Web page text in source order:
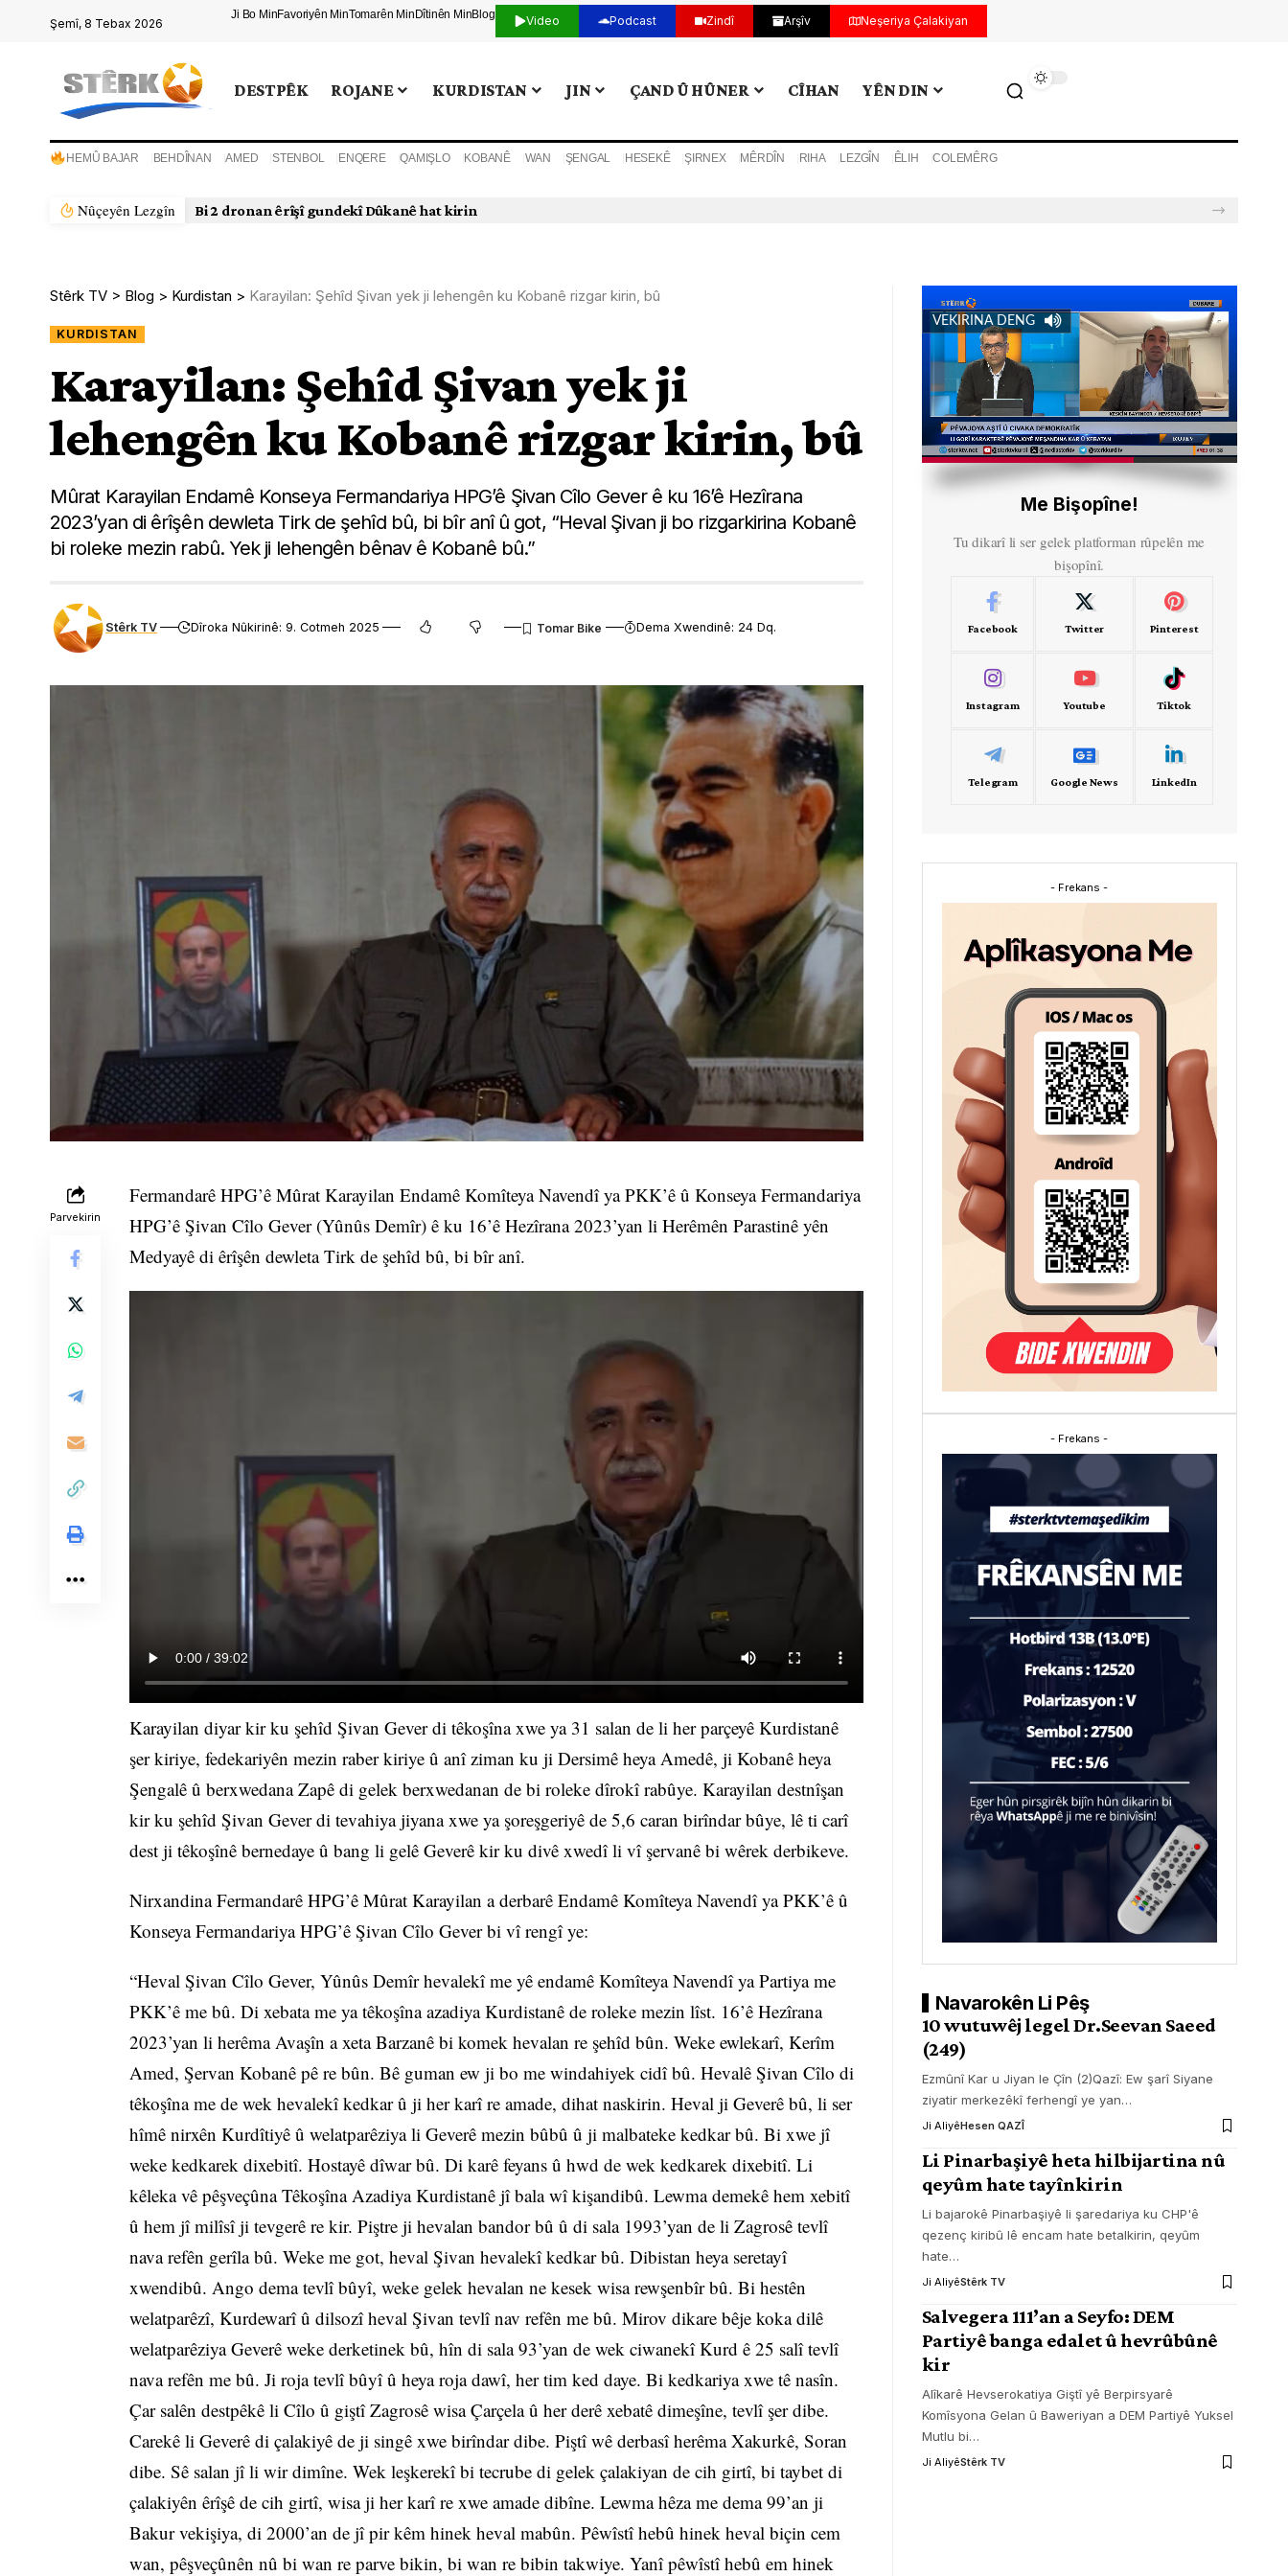
Şemî, 8 Tebax 2026
Ji Bo MinFavoriyên MinTomarên Min Dîtinên MinBlog Video Podcast Zindî Arşîv Neşeriya Çalakiyan
DESTPÊK ROJANE KURDISTAN JIN ÇAND Û HÛNER CÎHAN YÊN DIN
HEMÛ BAJAR BEHDÎNAN AMED STENBOL ENQERE QAMIŞLO KOBANÊ WAN ŞENGAL HESEKÊ ŞIRNEX MÊRDÎN RIHA LEZGÎN ÊLIH COLEMÊRG
Nûçeyên Lezgîn Li Sûriyeyê di rojekê de 11 kes mirin
Stêrk TV > Blog > Kurdistan > Karayilan: Şehîd Şivan yek ji lehengên ku Kobanê rizgar kirin, bû
KURDISTAN
Karayilan: Şehîd Şivan yek ji
lehengên ku Kobanê rizgar kirin, bû
Mûrat Karayilan Endamê Konseya Fermandariya HPG’ê Şivan Cîlo Gever ê ku 16’ê Hezîrana
2023’yan di êrîşên dewleta Tirk de şehîd bû, bi bîr anî û got, “Heval Şivan ji bo rizgarkirina Kobanê
bi roleke mezin rabû. Yek ji lehengên bênav ê Kobanê bû.”
Stêrk TV Dîroka Nûkirinê: 9. Cotmeh 2025 Dema Xwendinê: 24 Dq.
Parvekirin
Fermandarê HPG’ê Mûrat Karayilan Endamê Komîteya Navendî ya PKK’ê û Konseya Fermandariya
HPG’ê Şivan Cîlo Gever (Yûnûs Demîr) ê ku 16’ê Hezîrana 2023’yan li Herêmên Parastinê yên
Medyayê di êrîşên dewleta Tirk de şehîd bû, bi bîr anî.
Karayilan diyar kir ku şehîd Şivan Gever di têkoşîna xwe ya 31 salan de li her parçeyê Kurdistanê
şer kiriye, fedekariyên mezin raber kiriye û anî ziman ku ji Dersimê heya Amedê, ji Kobanê heya
Şengalê û berxwedana Zapê di gelek berxwedanan de bi roleke dîrokî rabûye. Karayilan destnîşan
kir ku şehîd Şivan Gever di tevahiya jiyana xwe ya şoreşgeriyê de 5,6 caran birîndar bûye, lê ti carî
dest ji têkoşînê bernedaye û bang li gelê Geverê kir ku divê xwedî li vî şervanê bi wêrek derbikeve.
Nirxandina Fermandarê HPG’ê Mûrat Karayilan a derbarê Endamê Komîteya Navendî ya PKK’ê û
Konseya Fermandariya HPG’ê Şivan Cîlo Gever bi vî rengî ye:
“Heval Şivan Cîlo Gever, Yûnûs Demîr hevalekî me yê endamê Komîteya Navendî ya Partiya me
PKK’ê me bû. Di xebata me ya têkoşîna azadiya Kurdistanê de roleke mezin lîst. 16’ê Hezîrana
2023’yan li herêma Avaşîn a xeta Barzanê bi komek hevalan re şehîd bûn. Weke ewlekarî, Kerîm
Amed, Şervan Kobanê pê re bûn. Bê guman ew ji bo me windahiyek cidî bû. Hevalê Şivan Cîlo di
têkoşîna me de wek hevalekî kedkar û ji her karî re amade, dihat naskirin. Heval ji Geverê bû, li ser
hîmê nirxên Kurdîtiyê û welatparêziya li Geverê mezin bûbû û ji malbateke kedkar bû. Bi xwe jî
weke kedkarek dixebitî. Hostayê dîwar bû. Di karê feyans û hwd de wek kedkarek dixebitî. Li
kêleka vê pêşveçûna Têkoşîna Azadiya Kurdistanê jî bala wî kişandibû. Lewma demekê hem xebitî
û hem jî milîsî ji tevgerê re kir. Piştre ji hevalan bandor bû û di sala 1993’yan de li Zagrosê tevlî
nava refên gerîla bû. Weke me got, heval Şivan hevalekî kedkar bû. Dibistan heya seretayî
xwendibû. Ango dema tevlî bûyî, weke gelek hevalan ne kesek wisa rewşenbîr bû. Bi hestên
welatparêzî, Kurdewarî û dilsozî heval Şivan tevlî nav refên me bû. Mirov dikare bêje koka dilê
welatparêziya Geverê weke derketinek bû, hîn di sala 93’yan de wek ciwanekî Kurd ê 25 salî tevlî
nava refên me bû. Ji roja tevlî bûyî û heya roja dawî, her tim ked daye. Bi kedkariya xwe tê nasîn.
Çar salên destpêkê li Cîlo û giştî Zagrosê wisa Çarçela û her derê xebatê dimeşîne, tevlî şer dibe.
Carekê li Geverê di çalakiyê de ji singê xwe birîndar dibe. Piştî wê derbasî herêma Xakurkê, Soran
dibe. Sê salan jî li wir dimîne. Wek leşkerekî bi tecrube di gelek çalakiyan de cih girtî, bi taybet di
çalakiyên êrîşê de cih girtî, wisa ji her karî re xwe amade dibîne. Lewma hêza me dema 99’an ji
Bakur vekişiya, di 2000’an de jî pir kêm hinek heval mabûn. Pêwîstî hebû hinek heval biçin cem
wan, pêşveçûnên nû bi wan re parve bikin, bi wan re bibin takwiye. Yanî pêwîstî hebû em hinek
VEKIRINA DENG
Me Bişopîne!
Tu dikarî li ser gelek platforman rûpelên me
bişopînî.
Facebook Twitter Pinterest
Instagram Youtube Tiktok
Telegram Google News LinkedIn
- Frekans -
- Frekans -
Navarokên Li Pêş
10 wutuwêj legel Dr.Seevan Saeed
(249)
Ezmûnî Kar u Jiyan le Çîn (2)Qazî: Ew şarî Siyane
ziyatir merkezêkî ferhengî ye yan…
Ji AliyêHesen QAZÎ
Li Pinarbaşiyê heta hilbijartina nû
qeyûm hate tayînkirin
Li bajarokê Pinarbaşiyê li şaredariya ku CHP'ê
qezenç kiribû lê encam hate betalkirin, qeyûm
hate…
Ji AliyêStêrk TV
Salvegera 111’an a Seyfo: DEM
Partiyê banga edalet û hevrûbûnê
kir
Alîkarê Hevserokatiya Giştî yê Berpirsyarê
Komîsyona Gelan û Baweriyan a DEM Partiyê Yuksel
Mutlu bi…
Ji AliyêStêrk TV